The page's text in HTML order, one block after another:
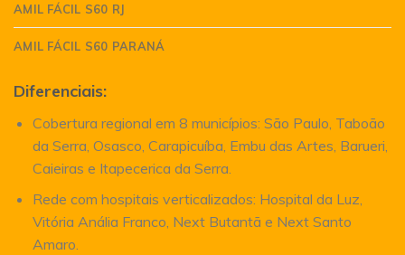
AMIL FÁCIL S60 RJ
AMIL FÁCIL S60 PARANÁ
Diferenciais:
Cobertura regional em 8 municípios: São Paulo, Taboão
da Serra, Osasco, Carapicuíba, Embu das Artes, Barueri,
Caieiras e Itapecerica da Serra.
Rede com hospitais verticalizados: Hospital da Luz,
Vitória Anália Franco, Next Butantã e Next Santo
Amaro.